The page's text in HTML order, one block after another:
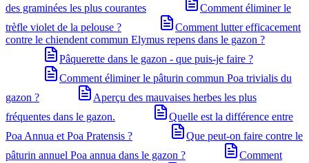
des graminées les plus courantes
Comment éliminer le
trèfle violet de la pelouse ?
Comment lutter efficacement
contre le chiendent commun Elymus repens dans le gazon ?
Pâquerette dans le gazon - que puis-je faire ?
Comment éliminer le pâturin commun Poa trivialis du
gazon ?
Aperçu des mauvaises herbes les plus
fréquentes dans le gazon.
Quelle est la différence entre
Poa Annua et Poa Pratensis ?
Que peut-on faire contre le
pâturin annuel Poa annua dans le gazon ?
Comment